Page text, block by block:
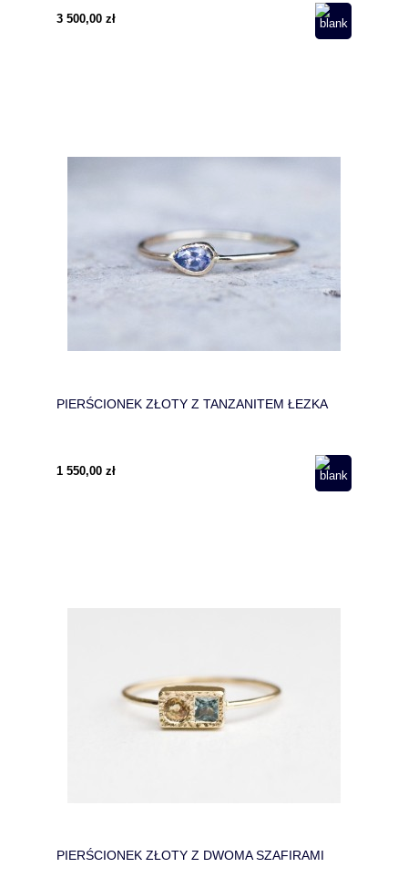
3 500,00 zł
PIERŚCIONEK ZŁOTY Z TANZANITEM ŁEZKA
1 550,00 zł
PIERŚCIONEK ZŁOTY Z DWOMA SZAFIRAMI